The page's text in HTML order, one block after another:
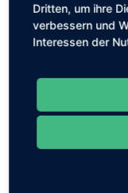
Dritten, um ihre
verbessern und
Interessen der